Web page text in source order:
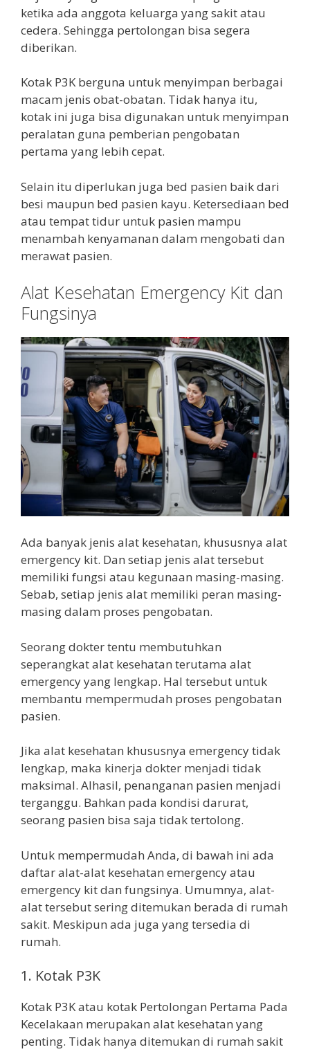
ketika ada anggota keluarga yang sakit atau
cedera. Sehingga pertolongan bisa segera
diberikan.
Kotak P3K berguna untuk menyimpan berbagai
macam jenis obat-obatan. Tidak hanya itu,
kotak ini juga bisa digunakan untuk menyimpan
peralatan guna pemberian pengobatan
pertama yang lebih cepat.
Selain itu diperlukan juga bed pasien baik dari
besi maupun bed pasien kayu. Ketersediaan bed
atau tempat tidur untuk pasien mampu
menambah kenyamanan dalam mengobati dan
merawat pasien.
Alat Kesehatan Emergency Kit dan
Fungsinya
Ada banyak jenis alat kesehatan, khususnya alat
emergency kit. Dan setiap jenis alat tersebut
memiliki fungsi atau kegunaan masing-masing.
Sebab, setiap jenis alat memiliki peran masing-
masing dalam proses pengobatan.
Seorang dokter tentu membutuhkan
seperangkat alat kesehatan terutama alat
emergency yang lengkap. Hal tersebut untuk
membantu mempermudah proses pengobatan
pasien.
Jika alat kesehatan khususnya emergency tidak
lengkap, maka kinerja dokter menjadi tidak
maksimal. Alhasil, penanganan pasien menjadi
terganggu. Bahkan pada kondisi darurat,
seorang pasien bisa saja tidak tertolong.
Untuk mempermudah Anda, di bawah ini ada
daftar alat-alat kesehatan emergency atau
emergency kit dan fungsinya. Umumnya, alat-
alat tersebut sering ditemukan berada di rumah
sakit. Meskipun ada juga yang tersedia di
rumah.
1. Kotak P3K
Kotak P3K atau kotak Pertolongan Pertama Pada
Kecelakaan merupakan alat kesehatan yang
penting. Tidak hanya ditemukan di rumah sakit